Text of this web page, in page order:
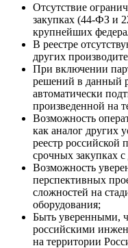
Отсутствие
закупках (44-ФЗ и
крупнейших
В реестре
других
При включении
решений в данный
автоматически
произведенной на
Возможность
как аналог других
реестр
срочных закупках
Возможность
перспективных
сложностей на
оборудования;
Быть уверенными,
российскими
на территории